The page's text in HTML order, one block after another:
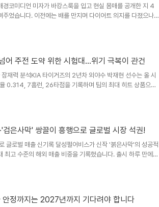
견된 부패 시신 사건은 현재 경찰 수사가 진행 중입니다...
경코미디언 미자가 바캉스룩을 입고 현실 몸매를 공개한 지 4
주었습니다. 이전에는 배를 만지며 다이어트 의지를 다졌으나,
했습니다. 결혼 전 리즈 시절 영상을 보고 충격을 받아 다이어
진 복부 라인을 확인할 수 있었습니다. 다이어트 의지가 약해
를 달성했습니다. 다이어트 전후 비교 및 솔직한 심경미자..
어 주전 도약 위한 시험대…위기 극복이 관건
재력 분석KIA 타이거즈의 2년차 외야수 박재현 선수는 올 시
0.314, 7홈런, 26타점을 기록하며 팀의 최대 히트 상품으로
19경기에서 타율 0.346, 6홈런, 17타점을 기록하며 맹활약
니다. 또한, 고영민 코치의 영향을 받은 듯한 센스 넘치는 주루
지에 크게 기여하고 있습니다. 이러한 유형의 선수는 ..
검은사막' 쌍끌이 흥행으로 글로벌 시장 석권!
글로벌 매출 신기록 달성펄어비스가 신작 '붉은사막'의 성공적
최고 수준의 해외 매출 비중을 기록했습니다. 출시 하루 만에
미와 유럽 시장에서 폭발적인 반응을 얻었습니다. 이는 펄어
그래픽 등 뛰어난 기술력을 선보였습니다. 또한, '검은사막'의
안정까지는 2027년까지 기다려야 합니다